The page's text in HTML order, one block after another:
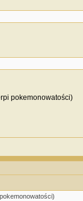
pokemonowatości)